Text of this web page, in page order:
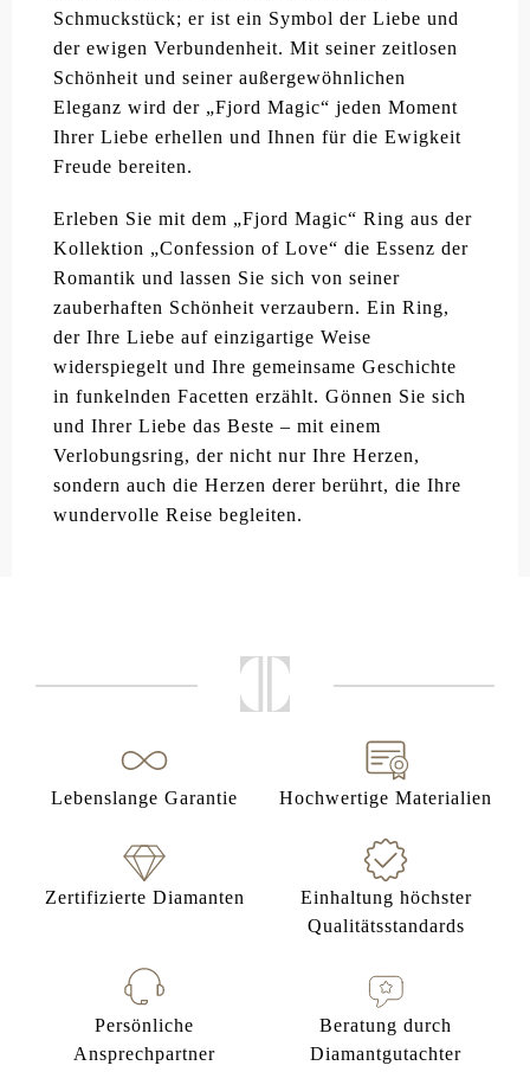
Schmuckstück; er ist ein Symbol der Liebe und
der ewigen Verbundenheit. Mit seiner zeitlosen
Schönheit und seiner außergewöhnlichen
Eleganz wird der „Fjord Magic“ jeden Moment
Ihrer Liebe erhellen und Ihnen für die Ewigkeit
Freude bereiten.
Erleben Sie mit dem „Fjord Magic“ Ring aus der
Kollektion „Confession of Love“ die Essenz der
Romantik und lassen Sie sich von seiner
zauberhaften Schönheit verzaubern. Ein Ring,
der Ihre Liebe auf einzigartige Weise
widerspiegelt und Ihre gemeinsame Geschichte
in funkelnden Facetten erzählt. Gönnen Sie sich
und Ihrer Liebe das Beste – mit einem
Verlobungsring, der nicht nur Ihre Herzen,
sondern auch die Herzen derer berührt, die Ihre
wundervolle Reise begleiten.
Lebenslange Garantie Hochwertige Materialien
Zertifizierte Diamanten
Einhaltung höchster
Qualitätsstandards
Persönliche
Ansprechpartner
Beratung durch
Diamantgutachter